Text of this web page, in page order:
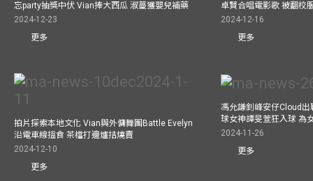
忘party抽獎中伏 Vian捧大西瓜 淑蔓獲嬰兒補藥
2024-12-23
更多
卓賢合唱電影歌 被翻校
2024-12-16
更多
拍片探索本地文化 Vian與外傭舞團Battle Evelyn
沿電車線搵食 茶檔打邊爐拮燒賣
2024-12-10
更多
馮允謙釗峰安仔Cloud
球女神譚旻萱狂入球 為
2024-11-26
更多